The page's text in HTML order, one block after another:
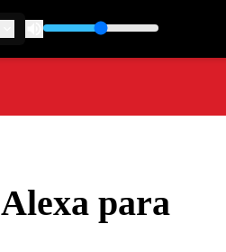
para